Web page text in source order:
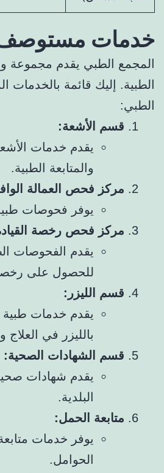
خدمات مستوصف
المجمع الطبي يقدم مجموعة
الطبية. إليك قائمة بالخدمات
الطبي:
قسم الأشعة:
يقدم خدمات
والمتابعة الطبية.
مركز فحص العمالة
يوفر فحوصات
مركز فحص رخصة
يقدم الفحوصات
للحصول على رخصة
قسم الليزر:
يقدم خدمات طبية
بالليزر في العلاج
قسم الشهادات الصحية:
يقدم شهادات
البلدية.
متابعة الحمل:
يوفر خدمات
الحوامل.